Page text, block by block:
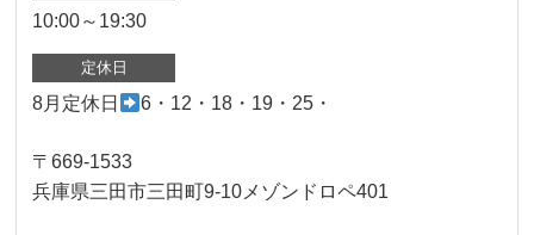
10:00～19:30
定休日
8月定休日 6・12・18・19・25・
〒669-1533
兵庫県三田市三田町9-10メゾンドロペ401